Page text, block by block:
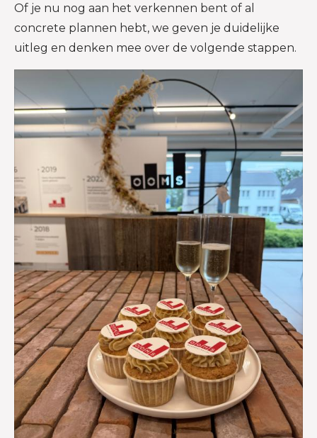
Of je nu nog aan het verkennen bent of al
concrete plannen hebt, we geven je duidelijke
uitleg en denken mee over de volgende stappen.